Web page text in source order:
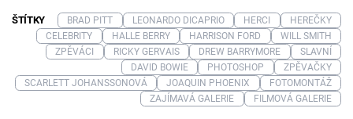
ŠTÍTKY BRAD PITT LEONARDO DICAPRIO HERCI
HEREČKY
CELEBRITY
HALLE BERRY HARRISON FORD
WILL SMITH
ZPĚVÁCI
RICKY GERVAIS DREW BARRYMORE
SLAVNÍ
DAVID BOWIE
PHOTOSHOP
ZPĚVAČKY
SCARLETT JOHANSSONOVÁ
JOAQUIN PHOENIX
FOTOMONTÁŽ
ZAJÍMAVÁ GALERIE
FILMOVÁ GALERIE